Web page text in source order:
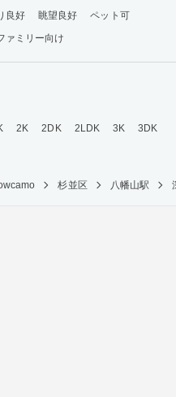
良好 眺望良好
ペット可
ァミリー向け
2K 2DK 2LDK 3K
3DK
杉並区 八幡山駅